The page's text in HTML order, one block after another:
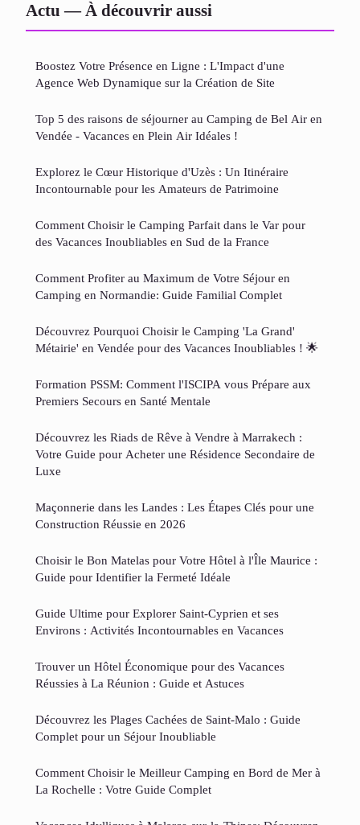
Actu — À découvrir aussi
Boostez Votre Présence en Ligne : L'Impact d'une
Agence Web Dynamique sur la Création de Site
Top 5 des raisons de séjourner au Camping de Bel Air en
Vendée - Vacances en Plein Air Idéales !
Explorez le Cœur Historique d'Uzès : Un Itinéraire
Incontournable pour les Amateurs de Patrimoine
Comment Choisir le Camping Parfait dans le Var pour
des Vacances Inoubliables en Sud de la France
Comment Profiter au Maximum de Votre Séjour en
Camping en Normandie: Guide Familial Complet
Découvrez Pourquoi Choisir le Camping 'La Grand'
Métairie' en Vendée pour des Vacances Inoubliables ! 🌟
Formation PSSM: Comment l'ISCIPA vous Prépare aux
Premiers Secours en Santé Mentale
Découvrez les Riads de Rêve à Vendre à Marrakech :
Votre Guide pour Acheter une Résidence Secondaire de
Luxe
Maçonnerie dans les Landes : Les Étapes Clés pour une
Construction Réussie en 2026
Choisir le Bon Matelas pour Votre Hôtel à l'Île Maurice :
Guide pour Identifier la Fermeté Idéale
Guide Ultime pour Explorer Saint-Cyprien et ses
Environs : Activités Incontournables en Vacances
Trouver un Hôtel Économique pour des Vacances
Réussies à La Réunion : Guide et Astuces
Découvrez les Plages Cachées de Saint-Malo : Guide
Complet pour un Séjour Inoubliable
Comment Choisir le Meilleur Camping en Bord de Mer à
La Rochelle : Votre Guide Complet